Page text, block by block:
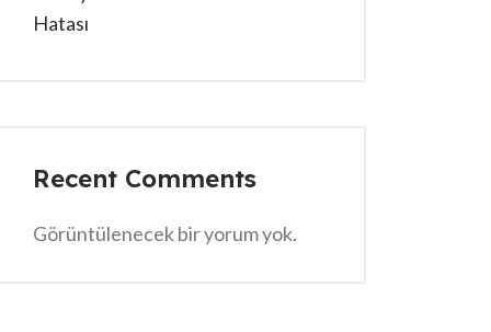
Hatası
Recent Comments
Görüntülenecek bir yorum yok.